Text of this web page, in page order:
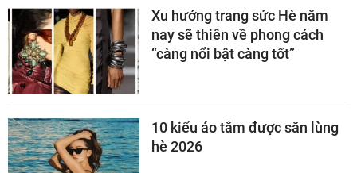
Xu hướng trang sức Hè năm
nay sẽ thiên về phong cách
“càng nổi bật càng tốt”
10 kiểu áo tắm được săn lùng
hè 2026